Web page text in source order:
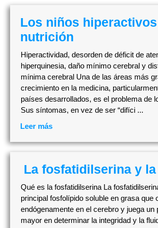
Los niños
nutrición
Hiperactividad, desorden de déficit de
hiperquinesia, daño mínimo cerebral y
mínima cerebral Una de las áreas más
crecimiento en la medicina,
países desarrollados, es el problema de
Sus síntomas, en vez de ser “difíci ...
Leer más
La fosfatidilserina y
Qué es la fosfatidilserina La
principal fosfolípido soluble en grasa que
endógenamente en el cerebro y juega un
mayor en determinar la integridad y la